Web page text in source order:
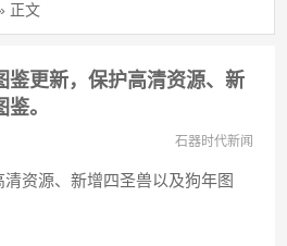
正文
鉴更新，保护高清资源、新
。
石器时代新闻
资源、新增四圣兽以及狗年图